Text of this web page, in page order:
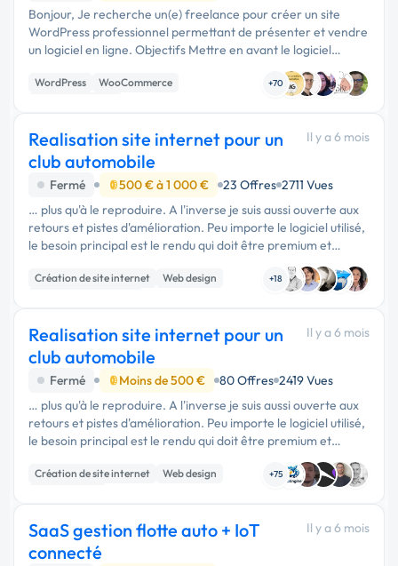
Bonjour, Je recherche un(e) freelance pour créer un site
WordPress professionnel permettant de présenter et vendre
un logiciel en ligne. Objectifs Mettre en avant le logiciel
(fonctionnalités, bénéfices, captures, FAQ) Permettre l’achat
en ligne …
WordPress
WooCommerce
+70
Realisation site internet pour un
club automobile
Il y a 6 mois
Fermé 500 € à 1 000 € 23 Offres 2711 Vues
… plus qu'à le reproduire. A l'inverse je suis aussi ouverte aux
retours et pistes d'amélioration. Peu importe le logiciel utilisé,
le besoin principal est le rendu qui doit être premium et
Création de site internet
Web design
+18
Realisation site internet pour un
club automobile
Il y a 6 mois
Fermé Moins de 500 € 80 Offres 2419 Vues
… plus qu'à le reproduire. A l'inverse je suis aussi ouverte aux
retours et pistes d'amélioration. Peu importe le logiciel utilisé,
le besoin principal est le rendu qui doit être premium et
Création de site internet
Web design
+75
SaaS gestion flotte auto + IoT
connecté
Il y a 6 mois